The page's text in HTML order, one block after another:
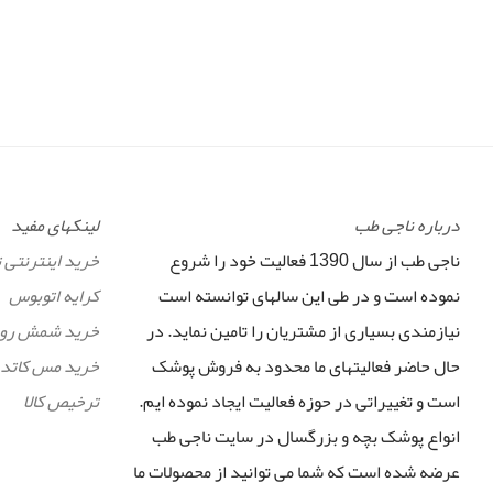
درباره ناجی طب
ناجی طب از سال 1390 فعالیت خود را شروع
نموده است و در طی این سالهای توانسته است
نیازمندی بسیاری از مشتریان را تامین نماید. در
حال حاضر فعالیتهای ما محدود به فروش پوشک
است و تغییراتی در حوزه فعالیت ایجاد نموده ایم.
انواع پوشک بچه و بزرگسال در سایت ناجی طب
عرضه شده است که شما می توانید از محصولات ما
لینکهای مفید
خرید
کرایه اتوبوس
خرید شمش
خرید مس
ترخیص کالا